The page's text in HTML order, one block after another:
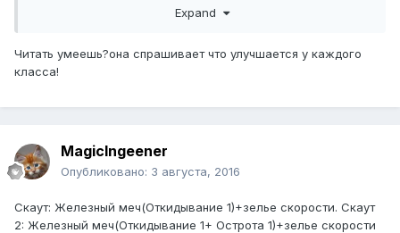
получите с приобретением и выбором данного класса.
Перед покупкой класса внимательно ознакомьтесь с
Expand
Читать умеешь?она спрашивает что улучшается у каждого
класса!
MagicIngeener
Опубликовано: 3 августа, 2016
Скаут: Железный меч(Откидывание 1)+зелье скорости. Скаут
2: Железный меч(Откидывание 1+ Острота 1)+зелье скорости